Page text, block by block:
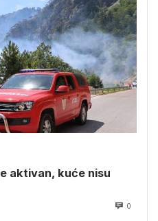
aktivan, kuće nisu
0